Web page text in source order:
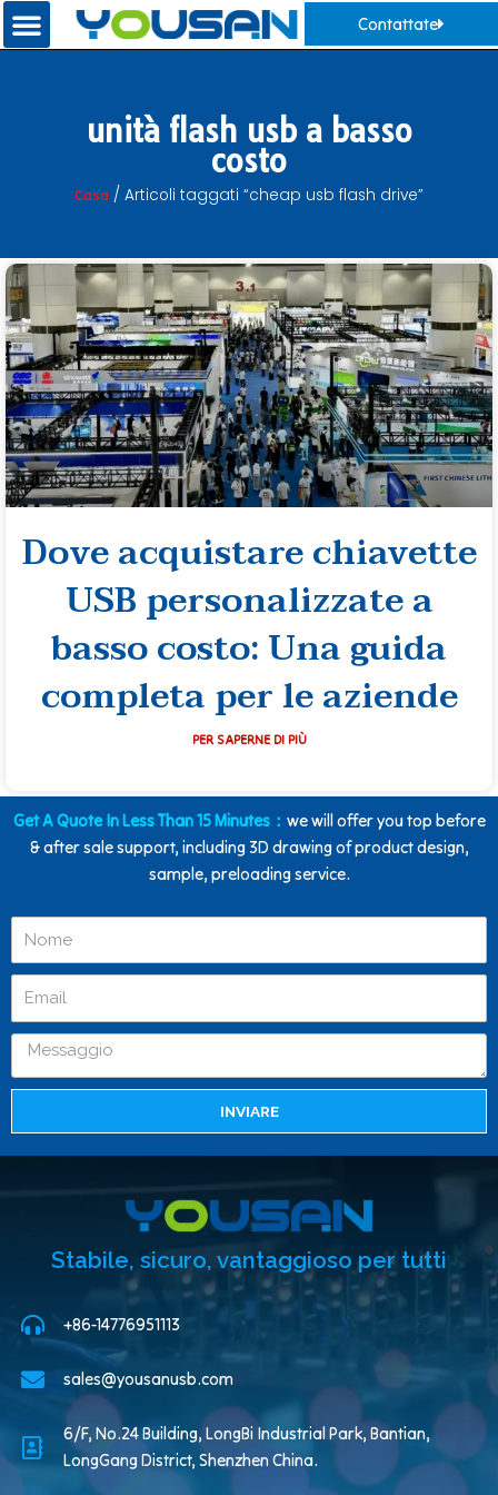
Contattate
unità flash usb a basso
costo
Casa / Articoli taggati “cheap usb flash drive”
Dove acquistare chiavette
USB personalizzate a
basso costo: Una guida
completa per le aziende
PER SAPERNE DI PIÙ
Get A Quote In Less Than 15 Minutes： we will offer you top before
& after sale support, including 3D drawing of product design,
sample, preloading service.
INVIARE
Stabile, sicuro, vantaggioso per tutti
+86-14776951113
sales@yousanusb.com
6/F, No.24 Building, LongBi Industrial Park, Bantian,
LongGang District, Shenzhen China.